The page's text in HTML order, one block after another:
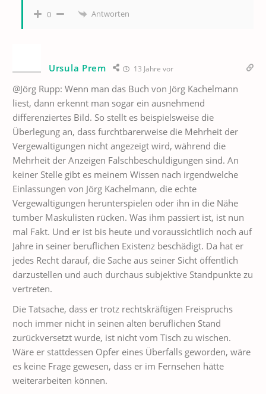
0 Antworten
Ursula Prem 13 Jahre vor
@Jörg Rupp: Wenn man das Buch von Jörg Kachelmann
liest, dann erkennt man sogar ein ausnehmend
differenziertes Bild. So stellt es beispielsweise die
Überlegung an, dass furchtbarerweise die Mehrheit der
Vergewaltigungen nicht angezeigt wird, während die
Mehrheit der Anzeigen Falschbeschuldigungen sind. An
keiner Stelle gibt es meinem Wissen nach irgendwelche
Einlassungen von Jörg Kachelmann, die echte
Vergewaltigungen herunterspielen oder ihn in die Nähe
tumber Maskulisten rücken. Was ihm passiert ist, ist nun
mal Fakt. Und er ist bis heute und voraussichtlich noch auf
Jahre in seiner beruflichen Existenz beschädigt. Da hat er
jedes Recht darauf, die Sache aus seiner Sicht öffentlich
darzustellen und auch durchaus subjektive Standpunkte zu
vertreten.
Die Tatsache, dass er trotz rechtskräftigen Freispruchs
noch immer nicht in seinen alten beruflichen Stand
zurückversetzt wurde, ist nicht vom Tisch zu wischen.
Wäre er stattdessen Opfer eines Überfalls geworden, wäre
es keine Frage gewesen, dass er im Fernsehen hätte
weiterarbeiten können.